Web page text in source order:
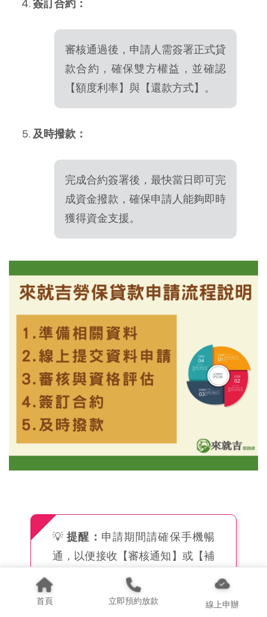
首頁 立即預約放款 線上申辦
簽訂合約：
審核通過後，申請人需簽署正式貸
款合約，確保雙方權益，並確認
【額度利率】與【還款方式】。
及時撥款：
完成合約簽署後，最快當日即可完
成資金撥款，確保申請人能夠即時
獲得資金支援。
💡提醒： 申請期間請確保手機暢
通，以便接收【審核通知】或【補
件要求】，若有任何疑問，可聯繫
【
697 來就吉借錢網 】專業顧問，